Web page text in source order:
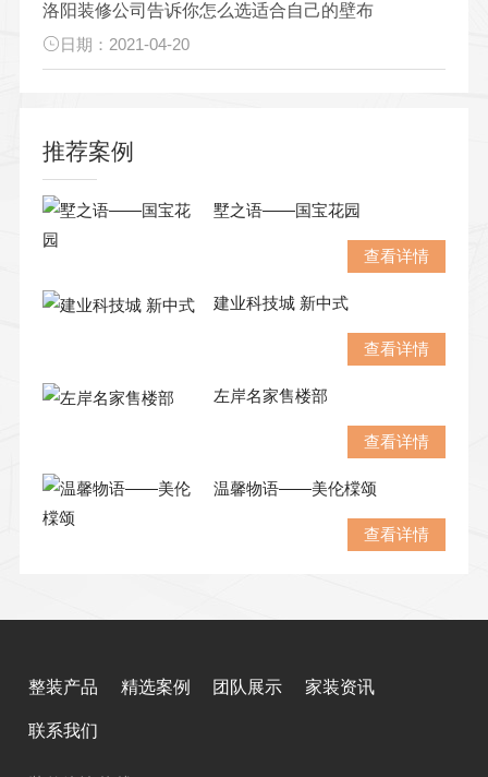
洛阳装修公司告诉你怎么选适合自己的壁布
日期：2021-04-20
推荐案例
墅之语——国宝花园
查看详情
建业科技城 新中式
查看详情
左岸名家售楼部
查看详情
温馨物语——美伦橖颂
查看详情
整装产品 精选案例 团队展示 家装资讯
联系我们